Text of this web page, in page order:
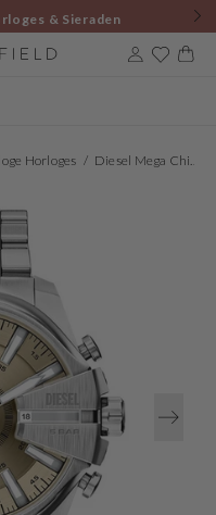
& Sieraden
Cart
Horloges Diesel Mega Chief Slim Round Gold Dial Watch DZ4702